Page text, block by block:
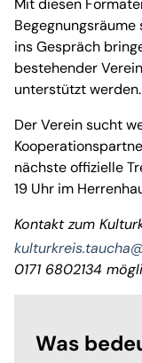
ins Gespräch
bestehender
unterstützt werden.
Der Verein sucht
nächste offizielle
19 Uhr im
Kontakt zum
0171 6802134
Was